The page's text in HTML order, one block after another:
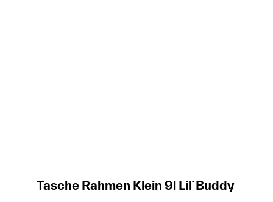
Tasche Rahmen Klein 9l Lil´Buddy